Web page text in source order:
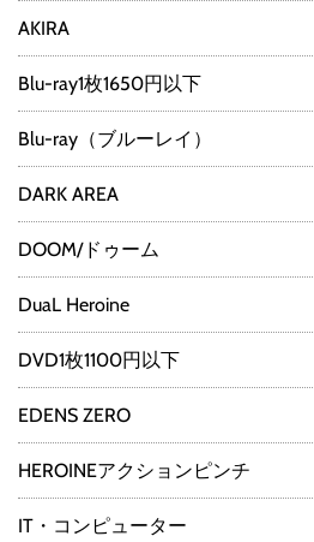
AKIRA
Blu-ray1枚1650円以下
Blu-ray（ブルーレイ）
DARK AREA
DOOM/ドゥーム
DuaL Heroine
DVD1枚1100円以下
EDENS ZERO
HEROINEアクションピンチ
IT・コンピューター